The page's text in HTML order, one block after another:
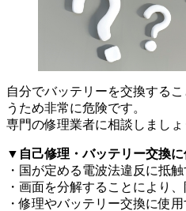
自分でバッテリーを交換する
うため非常に危険です。
専門の修理業者に相談しましょ
▼ 自己修理・バッテリー交換
・国が定める電波法違反に抵
・画面を分解することにより
・修理やバッテリー交換に使